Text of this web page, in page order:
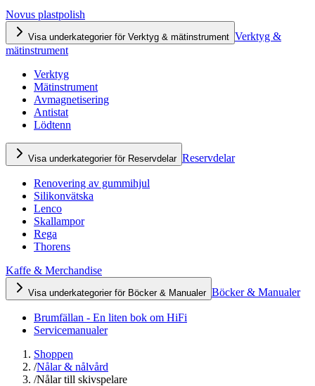
Novus plastpolish
Visa underkategorier för Verktyg & mätinstrument Verktyg &
mätinstrument
Verktyg
Mätinstrument
Avmagnetisering
Antistat
Lödtenn
Visa underkategorier för Reservdelar Reservdelar
Renovering av gummihjul
Silikonvätska
Lenco
Skallampor
Rega
Thorens
Kaffe & Merchandise
Visa underkategorier för Böcker & Manualer Böcker & Manualer
Brumfällan - En liten bok om HiFi
Servicemanualer
Shoppen
/Nålar & nålvård
/Nålar till skivspelare